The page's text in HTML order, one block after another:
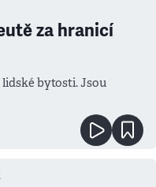
za hranicí
bytosti. Jsou